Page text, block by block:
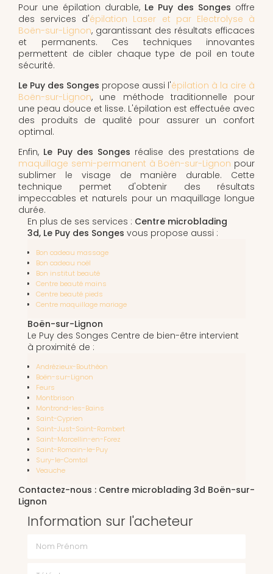
Pour une épilation durable, Le Puy des Songes offre
des services d'épilation Laser et par Electrolyse à
Boën-sur-Lignon, garantissant des résultats efficaces
et permanents. Ces techniques innovantes
permettent de cibler chaque type de poil en toute
sécurité.
Le Puy des Songes propose aussi l'épilation à la cire à
Boën-sur-Lignon, une méthode traditionnelle pour
une peau douce et lisse. L'épilation est effectuée avec
des produits de qualité pour assurer un confort
optimal.
Enfin, Le Puy des Songes réalise des prestations de
maquillage semi-permanent à Boën-sur-Lignon pour
sublimer le visage de manière durable. Cette
technique permet d'obtenir des résultats
impeccables et naturels pour un maquillage longue
durée.
En plus de ses services : Centre microblading
3d, Le Puy des Songes vous propose aussi :
Bon cadeau massage
Bon cadeau noël
Bon institut beauté
Centre beauté mains
Centre beauté pieds
Centre maquillage mariage
Boën-sur-Lignon
Le Puy des Songes Centre de bien-être intervient
à proximité de :
Andrézieux-Bouthéon
Boën-sur-Lignon
Feurs
Montbrison
Montrond-les-Bains
Saint-Cyprien
Saint-Just-Saint-Rambert
Saint-Marcellin-en-Forez
Saint-Romain-le-Puy
Sury-le-Comtal
Veauche
Contactez-nous : Centre microblading 3d Boën-sur-
Lignon
Information sur l'acheteur